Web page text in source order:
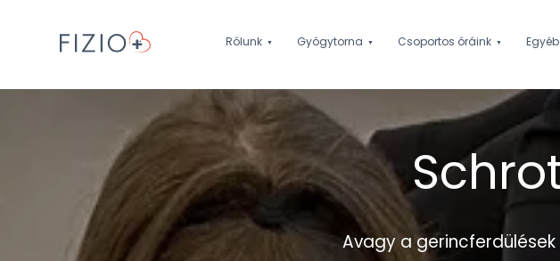
Rólunk Gyógytorna Csoportos óráink Egyéb
Avagy a